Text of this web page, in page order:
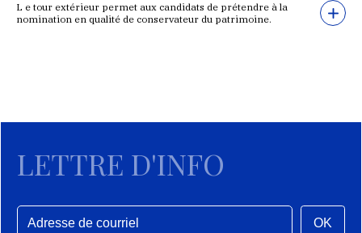
L e tour extérieur permet aux candidats de prétendre à la
nomination en qualité de conservateur du patrimoine.
LETTRE D'INFO
OK